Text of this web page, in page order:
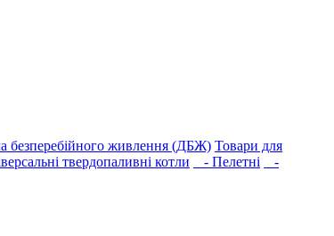
безперебійного живлення (ДБЖ) Товари для
твердопаливні котли - Пелетні
-